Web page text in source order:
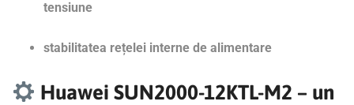
tensiune
stabilitatea rețelei interne de alimentare
Huawei SUN2000-12KTL-M2 – un